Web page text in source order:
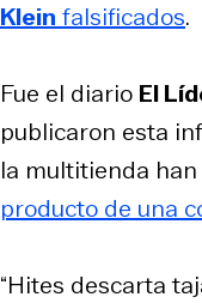
Klein falsificados.
Fue el diario El
publicaron esta
la multitienda
producto de una
“Hites descarta